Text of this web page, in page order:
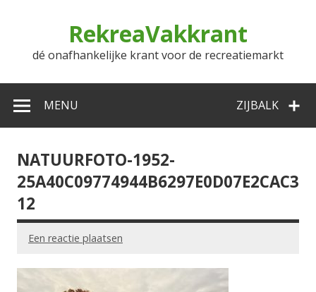
RekreaVakkrant
dé onafhankelijke krant voor de recreatiemarkt
ZIJBALK
MENU
NATUURFOTO-1952-
25A40C09774944B6297E0D07E2CAC3
12
Een reactie plaatsen